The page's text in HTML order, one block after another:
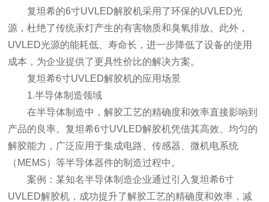
复坦希的6寸UVLED解胶机采用了环保的UVLED光
源，杜绝了传统汞灯产生的有害物质和臭氧排放。此外，
UVLED光源的能耗低、寿命长，进一步降低了设备的使用
成本，为企业提供了更具性价比的解决方案。
复坦希6寸UVLED解胶机的应用场景
1.半导体制造领域
在半导体制造中，解胶工艺的精确度和效率直接影响到
产品的良率。复坦希6寸UVLED解胶机凭借其高效、均匀的
解胶能力，广泛应用于集成电路、传感器、微机电系统
（MEMS）等半导体器件的制造过程中。
案例：某知名半导体制造企业通过引入复坦希6寸
UVLED解胶机，成功提升了解胶工艺的精确度和效率，减